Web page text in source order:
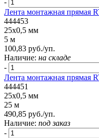
-
Лента монтажная прямая
444453
25x0,5 мм
5 м
100,83 руб./уп.
Наличие: на складе
-
Лента монтажная прямая
444451
25x0,5 мм
25 м
490,85 руб./уп.
Наличие: под заказ
-